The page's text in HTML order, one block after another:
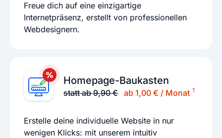
Freue dich auf eine einzigartige
Internetpräsenz, erstellt von professionellen
Webdesignern.
Homepage-Baukasten
statt ab 9,90 € ab 1,00 € / Monat 1
Erstelle deine individuelle Website in nur
wenigen Klicks: mit unserem intuitiv